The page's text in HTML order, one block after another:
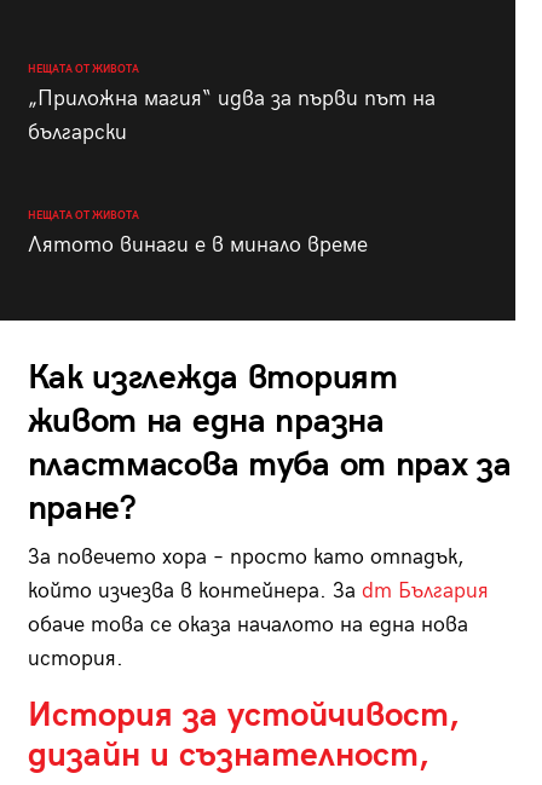
НЕЩАТА ОТ ЖИВОТА
„Приложна магия“ идва за първи път на
български
НЕЩАТА ОТ ЖИВОТА
Лятото винаги е в минало време
Как изглежда вторият
живот на една празна
пластмасова туба от прах за
пране?
За повечето хора – просто като отпадък,
който изчезва в контейнера. За dm България
обаче това се оказа началото на една нова
история.
История за устойчивост,
дизайн и съзнателност,